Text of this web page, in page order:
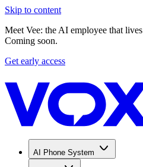
Skip to content
Meet Vee: the AI employee that
Coming soon.
Get early access
AI Phone System